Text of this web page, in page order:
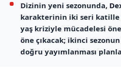
Dizinin yeni sezonunda,
karakterinin iki seri katille
yaş kriziyle mücadelesi
öne çıkacak; ikinci
doğru yayımlanması